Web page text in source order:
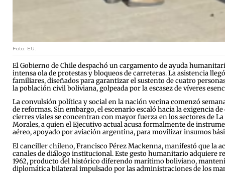
Foto: EU.
El Gobierno de Chile despachó un cargamento de ayuda
intensa ola de protestas y bloqueos de carreteras. La asistencia
familiares, diseñados para garantizar el sustento de cuatro
la población civil boliviana, golpeada por la escasez de víveres
La convulsión política y social en la nación vecina comenzó
de reformas. Sin embargo, el escenario escaló hacia la exigencia
cierres viales se concentran con mayor fuerza en los sectores de
Morales, a quien el Ejecutivo actual acusa formalmente de
aéreo, apoyado por aviación argentina, para movilizar insumos
El canciller chileno, Francisco Pérez Mackenna, manifestó que la
canales de diálogo institucional. Este gesto humanitario adquiere
1962, producto del histórico diferendo marítimo boliviano,
diplomática bilateral impulsado por las administraciones de los